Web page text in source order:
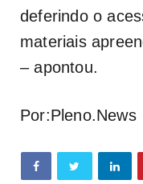
deferindo o
materiais
– apontou.
Por:Pleno.News